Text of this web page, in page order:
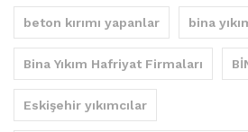
beton kırımı yapanlar bina
Bina Yıkım Hafriyat Firmaları
Eskişehir yıkımcılar